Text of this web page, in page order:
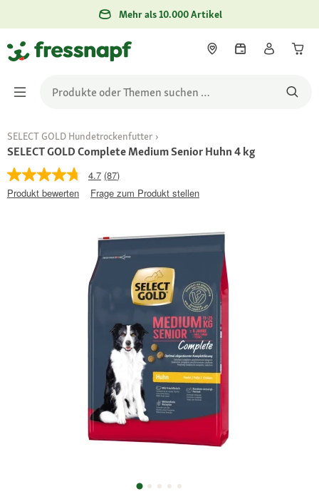
Mehr als 10.000 Artikel
SELECT GOLD Hundetrockenfutter
SELECT GOLD Complete Medium Senior Huhn 4 kg
4.7 (87)
Produkt bewerten
Frage zum Produkt stellen